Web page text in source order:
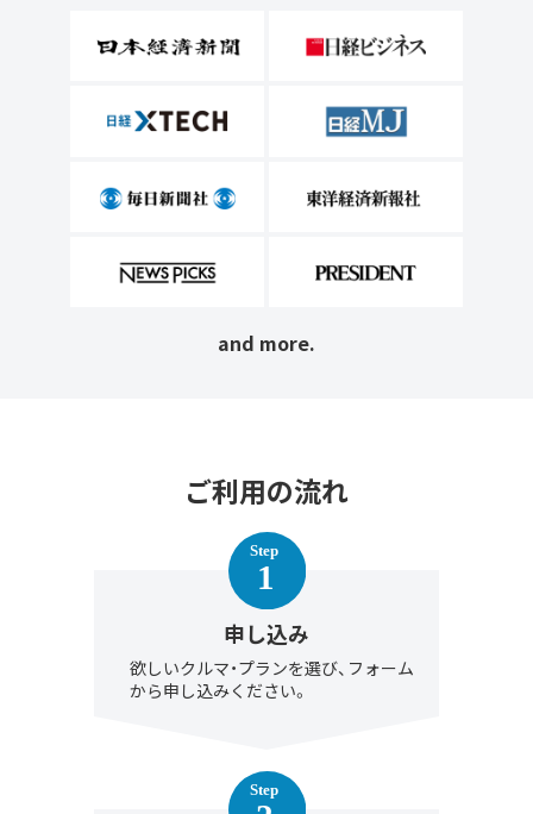
and more.
ご利用の流れ
申し込み
欲しいクルマ・プランを選び、フォーム
から申し込みください。